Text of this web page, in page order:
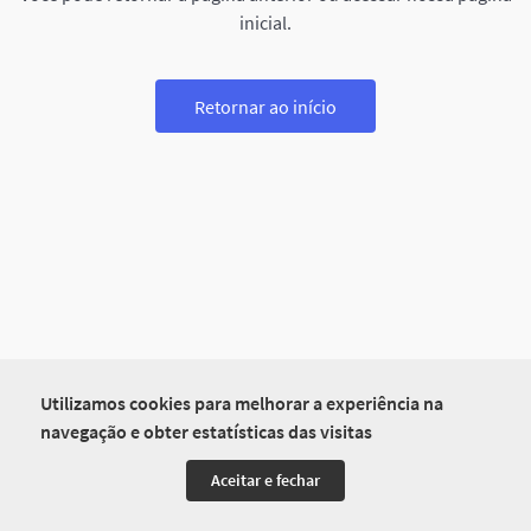
Utilizamos cookies para melhorar a experiência na
navegação e obter estatísticas das visitas
Aceitar e fechar
inicial.
Retornar ao início